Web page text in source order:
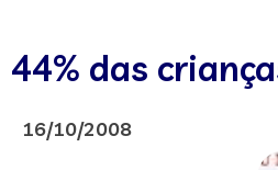
44% das
16/10/2008